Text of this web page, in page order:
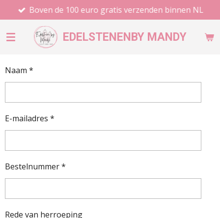
direct
naar
EDELSTENENBY MANDY
Boven de 100 euro gratis verzenden binnen NL
Naam *
E-mailadres *
Bestelnummer *
Rede van herroeping